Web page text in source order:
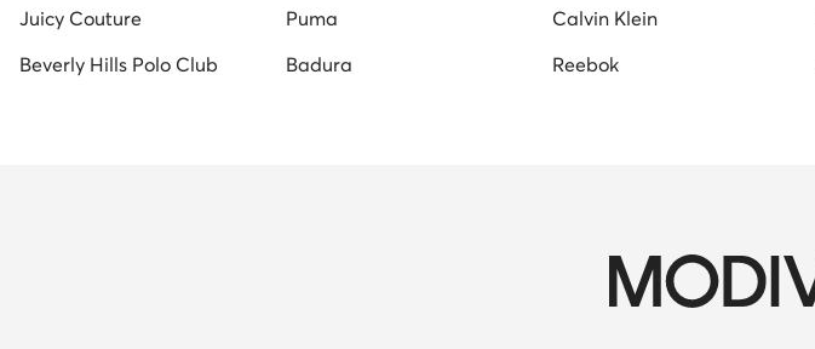
Juicy Couture
Puma Calvin Klein
Beverly Hills Polo Club
Badura Reebok